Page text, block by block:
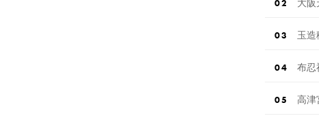
大阪
玉造
布忍
高津